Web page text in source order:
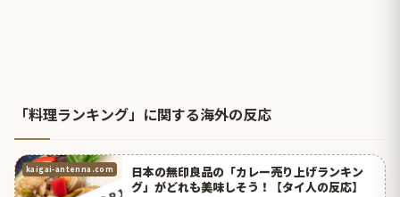
「料理ランキング」に関する海外の反応
kaigai-antenna.com
日本の無印良品の「カレー売り上げランキン
グ」がどれも美味しそう！【タイ人の反応】